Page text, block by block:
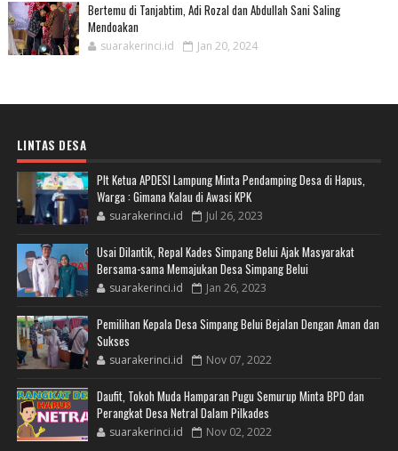
Bertemu di Tanjabtim, Adi Rozal dan Abdullah Sani Saling
Mendoakan
suarakerinci.id Jan 20, 2024
LINTAS DESA
Plt Ketua APDESI Lampung Minta Pendamping Desa di Hapus,
Warga : Gimana Kalau di Awasi KPK
suarakerinci.id Jul 26, 2023
Usai Dilantik, Repal Kades Simpang Belui Ajak Masyarakat
Bersama-sama Memajukan Desa Simpang Belui
suarakerinci.id Jan 26, 2023
Pemilihan Kepala Desa Simpang Belui Bejalan Dengan Aman dan
Sukses
suarakerinci.id Nov 07, 2022
Daufit, Tokoh Muda Hamparan Pugu Semurup Minta BPD dan
Perangkat Desa Netral Dalam Pilkades
suarakerinci.id Nov 02, 2022